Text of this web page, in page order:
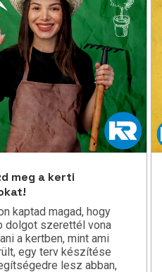
meg a kerti
kaptad magad, hogy
dolgot szerettél vona
a kertben, mint ami
egy terv készítése
lesz abban,